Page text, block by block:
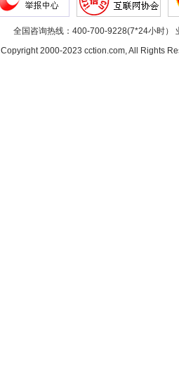
全国咨询热线：400-700-9228(7*24小时）
Copyright 2000-2023 cction.com, All Rights